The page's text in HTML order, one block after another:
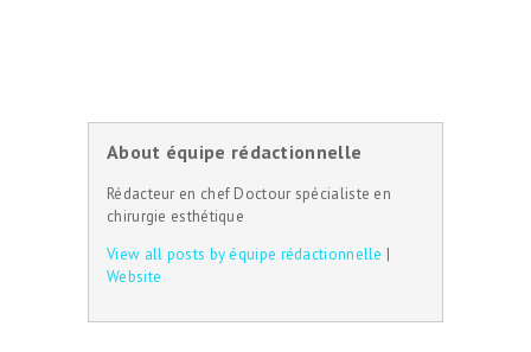
About équipe rédactionnelle
Rédacteur en chef Doctour spécialiste en
chirurgie esthétique
View all posts by équipe rédactionnelle |
Website